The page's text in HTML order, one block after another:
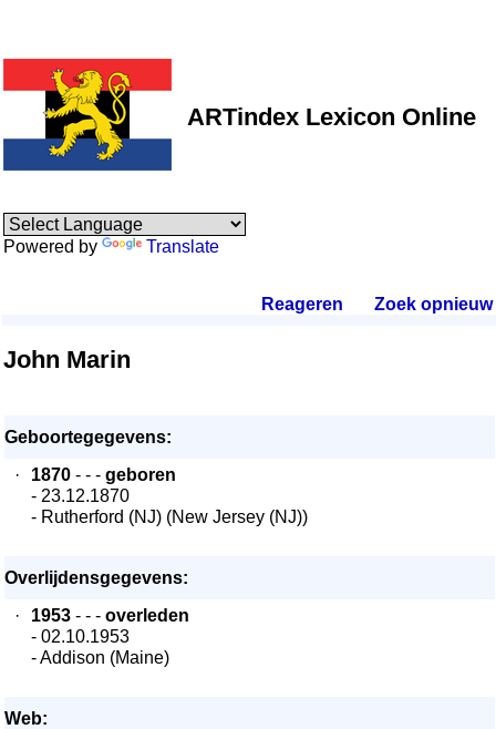
ARTindex Lexicon Online
Powered by Translate
Reageren Zoek opnieuw.
John Marin
Geboortegegevens:
·
1870 - - - geboren
- 23.12.1870
- Rutherford (NJ) (New Jersey (NJ))
Overlijdensgegevens:
·
1953 - - - overleden
- 02.10.1953
- Addison (Maine)
Web: